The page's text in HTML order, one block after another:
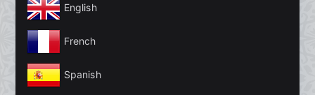
English
French
Spanish